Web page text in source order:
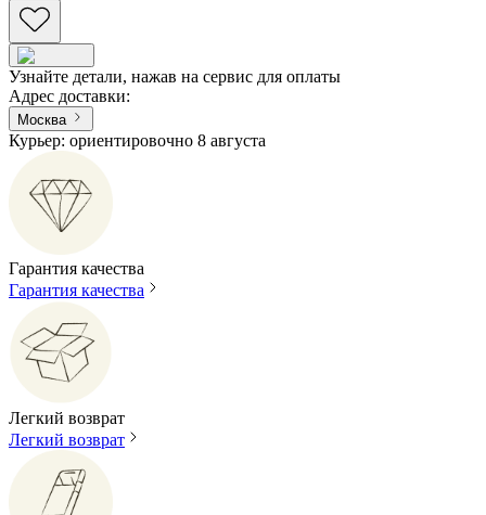
Узнайте детали, нажав на сервис для оплаты
Адрес доставки:
Москва
Курьер: ориентировочно 8 августа
Гарантия качества
Гарантия качества
Легкий возврат
Легкий возврат